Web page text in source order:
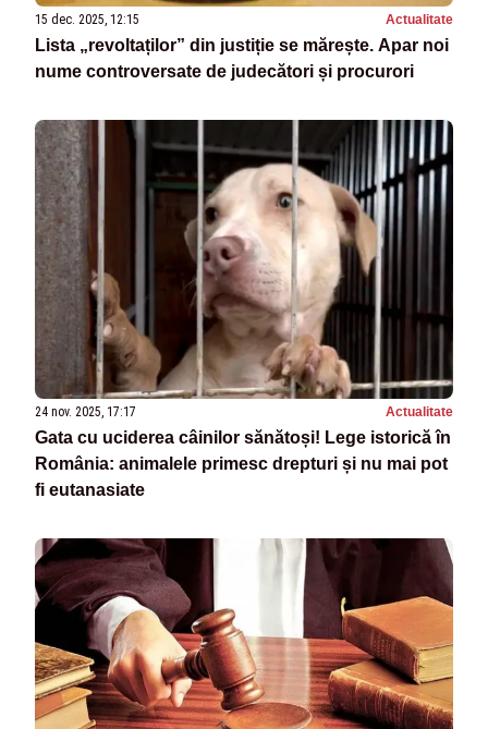
15 dec. 2025, 12:15 Actualitate
Lista „revoltaților” din justiție se mărește. Apar noi
nume controversate de judecători și procurori
24 nov. 2025, 17:17 Actualitate
Gata cu uciderea câinilor sănătoși! Lege istorică în
România: animalele primesc drepturi și nu mai pot
fi eutanasiate